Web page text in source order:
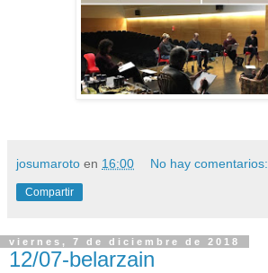
josumaroto en 16:00 No hay comentarios:
Compartir
viernes, 7 de diciembre de 2018
12/07-belarzain